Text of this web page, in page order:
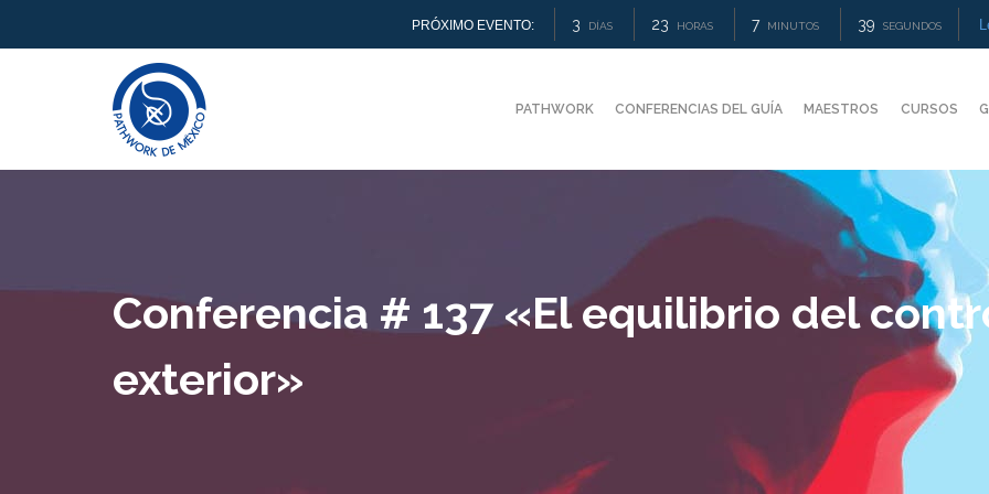
PRÓXIMO EVENTO: 3 DÍAS 23 HORAS 7 MINUTOS 38 SEGUNDOS
PATHWORK CONFERENCIAS DEL GUÍA MAESTROS CURSOS
Conferencia # 137 «El equilibrio del
exterior»